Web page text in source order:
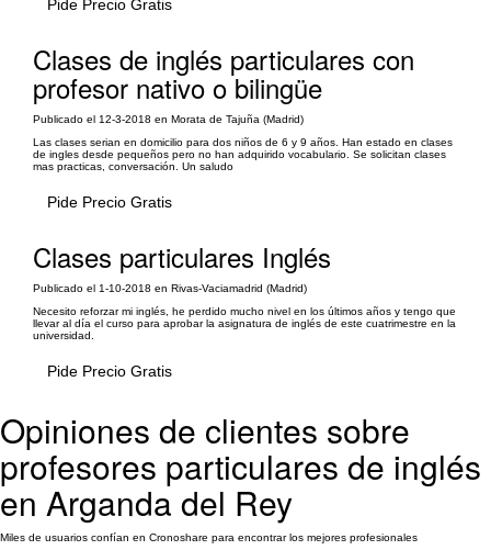
Pide Precio Gratis
Clases de inglés particulares con
profesor nativo o bilingüe
Publicado el 12-3-2018 en Morata de Tajuña (Madrid)
Las clases serian en domicilio para dos niños de 6 y 9 años. Han estado en clases
de ingles desde pequeños pero no han adquirido vocabulario. Se solicitan clases
mas practicas, conversación. Un saludo
Pide Precio Gratis
Clases particulares Inglés
Publicado el 1-10-2018 en Rivas-Vaciamadrid (Madrid)
Necesito reforzar mi inglés, he perdido mucho nivel en los últimos años y tengo que
llevar al día el curso para aprobar la asignatura de inglés de este cuatrimestre en la
universidad.
Pide Precio Gratis
Opiniones de clientes sobre
profesores particulares de inglés
en Arganda del Rey
Miles de usuarios confían en Cronoshare para encontrar los mejores profesionales